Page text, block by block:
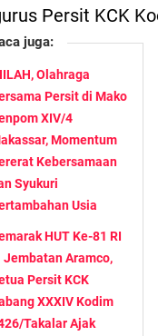
Persit KCK
juga:
Olahraga
Persit di Mako
XIV/4
Momentum
Kebersamaan
Syukuri
Usia
HUT Ke-81 RI
Jembatan Aramco,
Persit KCK
XXXIV Kodim
Takalar Ajak